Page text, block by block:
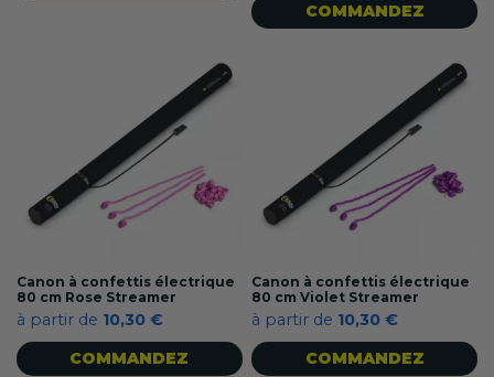
COMMANDEZ
Canon à confettis électrique
80 cm Rose Streamer
à partir de 10,30 €
COMMANDEZ
Canon à confettis électrique
80 cm Violet Streamer
à partir de 10,30 €
COMMANDEZ